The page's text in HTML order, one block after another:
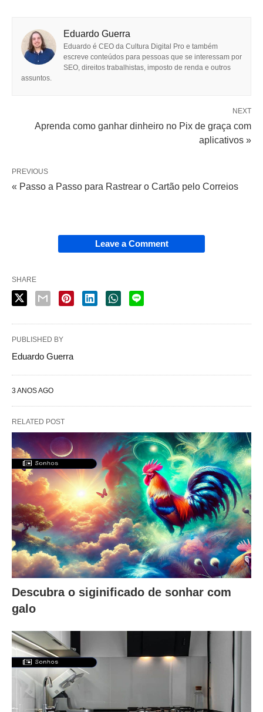
Eduardo Guerra
Eduardo é CEO da Cultura Digital Pro e também
escreve conteúdos para pessoas que se interessam por
SEO, direitos trabalhistas, imposto de renda e outros
assuntos.
NEXT
Aprenda como ganhar dinheiro no Pix de graça com
aplicativos »
PREVIOUS
« Passo a Passo para Rastrear o Cartão pelo Correios
Leave a Comment
SHARE
PUBLISHED BY
Eduardo Guerra
3 ANOS AGO
RELATED POST
Descubra o siginificado de sonhar com
galo